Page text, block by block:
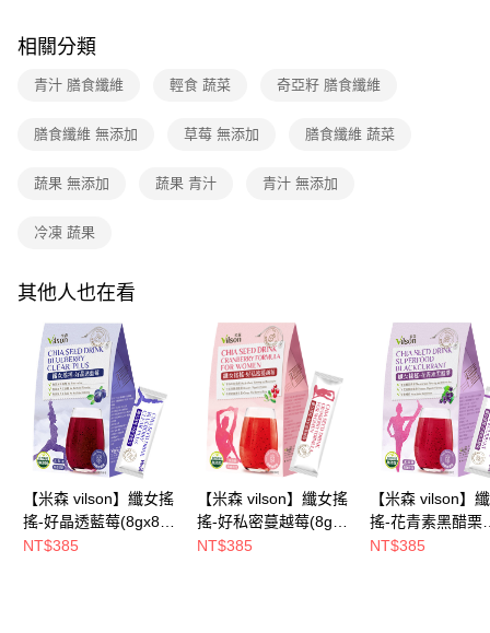
1.分期款項不併入電信帳單，「大哥付你分期」於每月結算日後寄送繳費提
2.透過簡訊連結打開帳單後，可選擇「超商條碼／台灣大直營門市／銀行轉
【注意事項】
用戶於交易時，得透過本服務購買商品或服務，並由商店將買賣／分期付款
資料（包含姓名、電話或地址）提供予台灣大哥大進項蒐集、處理及利用，
3.完整用戶服務條款，請詳閱以下連結：
【「AFTEE先享後付」結帳流程】
結帳頁面，進行簡訊認證並確認金額後，即可完成結帳。
３．收到繳費通知簡訊後14天內，點擊此簡訊中的連結，可透過四大超商／
購買商品的店家。未經商家同意取消之訂單仍視為有效，需透過AFTEE先享
※ 交易是否成功請以「AFTEE先享後付 」之結帳頁面顯示為準，若有關於
１．透過由恩沛科技股份有限公司提供之「AFTEE先享後付」服務完成之交
易，需依本服務之必要範圍內提供個人資料，並將交易相關給付款項請求債
權轉讓予恩沛科技股份有限公司。
２．關於個人資料處理事宜，請瀏覽以下網址：
https://aftee.tw/terms/#terms3
３．未成年的使用者請事先徵得法定代理人或監護人之同意方可使用
「AFTEE先享後付」，若未經同意申辦者引起之損失，本公司不負相關責
任。
時審查核予不同之上限額度；若仍有額度不足之情形，本公司將視審查結果
請求用戶進行身份認證。
５．嚴禁一人註冊多個帳號或使用他人資訊註冊。若發現惡意使用之情形，
每筆NT$90，滿NT$699(含以上)免運費
付款後全家取貨
每筆NT$90，滿NT$699(含以上)免運費
付款後7-11取貨
宅配
每筆NT$100，滿NT$699(含以上)免運費
LINEX宇迅-香港/澳門配送 ( 勿選順豐站 / 智能櫃 ) 查看運費
相關分類
青汁 膳食纖維 輕食 蔬菜 奇亞籽 膳食纖維
膳食纖維 無添加 草莓 無添加 膳食纖維 蔬菜
蔬果 無添加 蔬果 青汁 青汁 無添加
冷凍 蔬果
其他人也在看
【米森 vilson】纖女搖
搖-好晶透藍莓(8gx8
包/盒)【消暑輕食所↘
NT$385
【米森 vilson】纖女搖
搖-好私密蔓越莓(8gx8
包/盒)【消暑輕食所↘
NT$385
【米森 vilson】
搖-花青素黑醋栗
(8gx10包/盒)【
NT$385